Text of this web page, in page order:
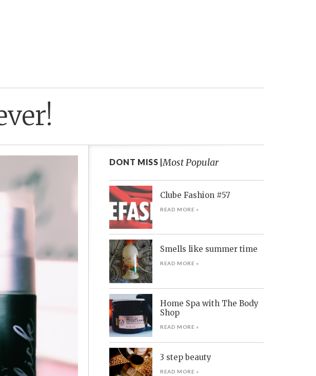
DONT MISS |Most Popular
Clube Fashion #57
READ MORE »
Smells like summer time
READ MORE »
Home Spa with The Body
Shop
READ MORE »
3 step beauty
READ MORE »